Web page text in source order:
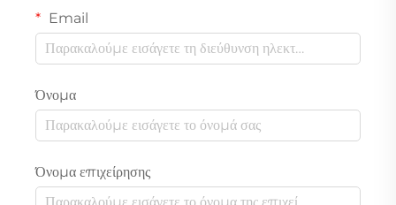
Email
Όνομα
Όνομα επιχείρησης